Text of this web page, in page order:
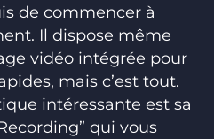
de commencer à
Il dispose même
vidéo intégrée pour
mais c’est tout.
intéressante est sa
qui vous